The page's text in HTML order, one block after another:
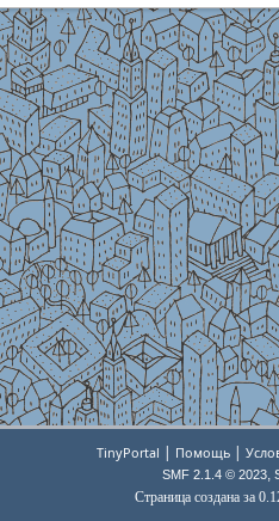
TinyPortal | Помощь |
SMF 2.1.4 © 2023,
Страница создана за